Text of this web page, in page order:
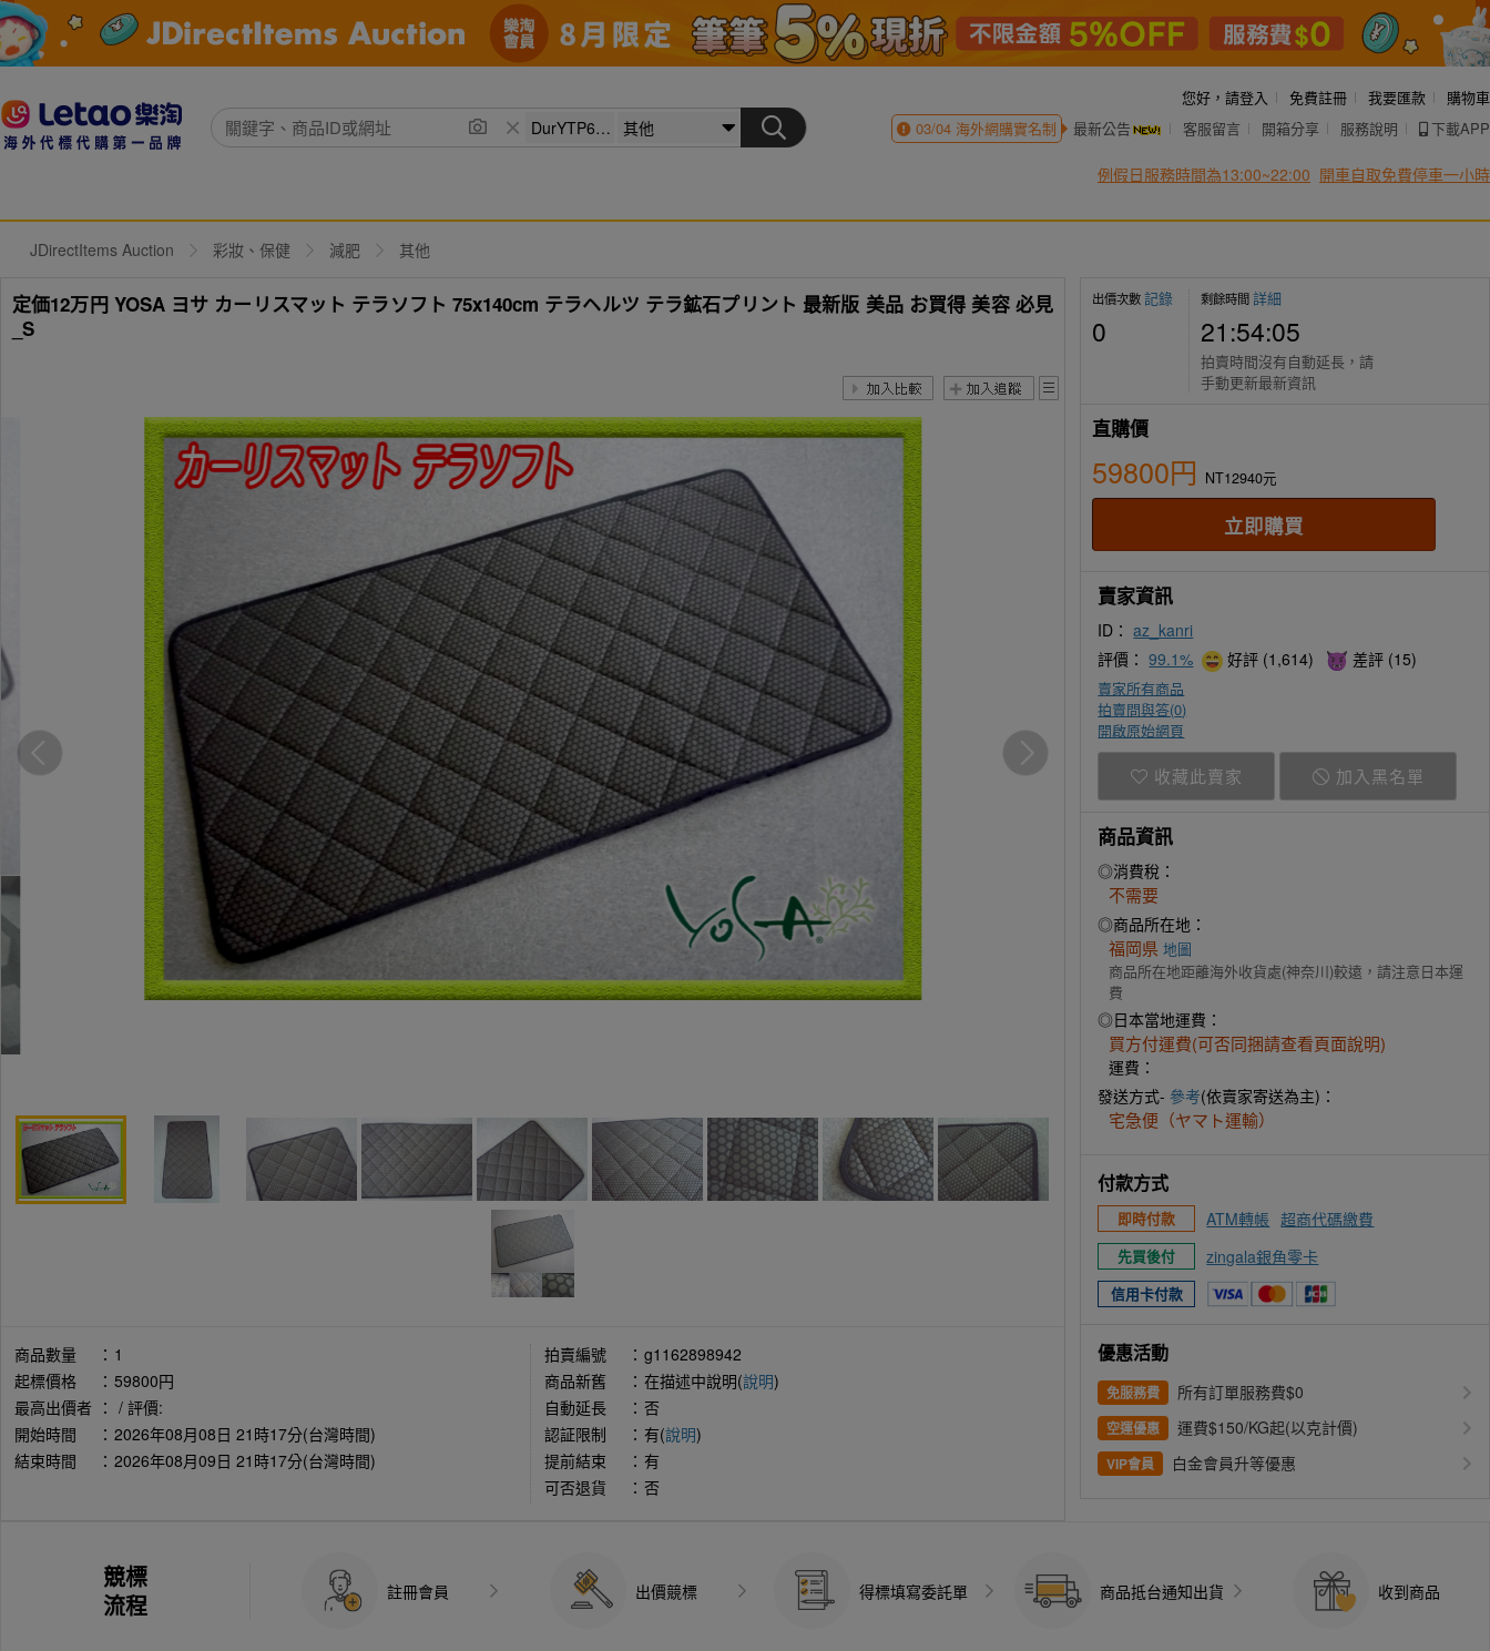
您好， 請登入 免費註冊 我要匯款
購物車
03/04海外網購實名制 最新公告 客服留言 開箱分享 服務說明 下載APP
例假日服務時間為13:00~22:00 開車自取免費停車一小時
JDirectItems Auction 彩妝、保健 減肥 其他
定価12万円 YOSA ヨサ カーリスマット テラソフト 75x140cm テラヘルツ テラ鉱石プリント 最新版 美品 お買得 美容 必見
_S
商品數量 ： 1
起標價格
： 59800円
最高出價者 ： / 評價:
開始時間
： 2026年08月08日 21時17分(台灣時間)
結束時間
： 2026年08月09日 21時17分(台灣時間)
拍賣編號 ： g1162898942
商品新舊
： 在描述中說明(說明)
自動延長
： 否
認証限制
： 有(說明)
提前結束
： 有
可否退貨
： 否
出價次數記錄
0
剩餘時間詳細
21:54:04
拍賣時間沒有自動延長，請
手動更新最新資訊
直購價
59800円 NT12940元
賣家資訊
ID：az_kanri
評價：99.1% 好評 (1,614) 差評 (15)
賣家所有商品
拍賣問與答(0)
開啟原始網頁
收藏此賣家 加入黑名單
商品資訊
◎消費稅：
不需要
◎商品所在地：
福岡県 地圖
商品所在地距離海外收貨處(神奈川)較遠，請注意日本運
費
◎日本當地運費：
買方付運費(可否同捆請查看頁面說明)
運費：
發送方式- 參考(依賣家寄送為主)：
宅急便（ヤマト運輸）
付款方式
即時付款 ATM轉帳 超商代碼繳費
先買後付 zingala銀角零卡
信用卡付款
優惠活動
免服務費 所有訂單服務費$0
空運優惠 運費$150/KG起(以克計價)
VIP會員 白金會員升等優惠
競標
流程
註冊會員 出價競標 得標填寫委託單 商品抵台通知出貨 收到商品